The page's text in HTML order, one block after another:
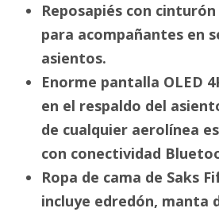
Reposapiés con
para acompañantes en
asientos.
Enorme pantalla OLED
en el respaldo del
de cualquier aerolínea
con conectividad
Ropa de cama de Saks
incluye edredón, manta